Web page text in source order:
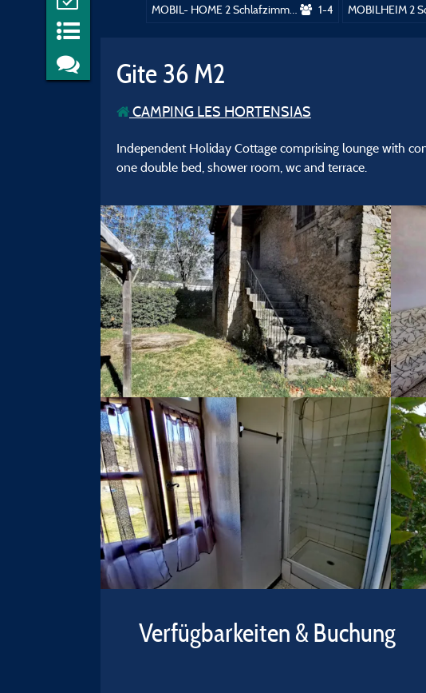
MOBIL- HOME 2 Schlafzimmer 1-4 MOBILHEIM 2
Gite 36 M2
CAMPING LES HORTENSIAS
Independent Holiday Cottage comprising lounge with
one double bed, shower room, wc and terrace.
Verfügbarkeiten & Buchung